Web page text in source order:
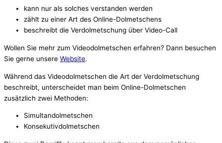
kann nur als solches verstanden werden
zählt zu einer Art des Online-Dolmetschens
beschreibt die Verdolmetschung über Video-Call
Wollen Sie mehr zum Videodolmetschen erfahren? Dann besuchen
Sie gerne unsere Website.
Während das Videodolmetschen die Art der Verdolmetschung
beschreibt, unterscheidet man beim Online-Dolmetschen
zusätzlich zwei Methoden:
Simultandolmetschen
Konsekutivdolmetschen